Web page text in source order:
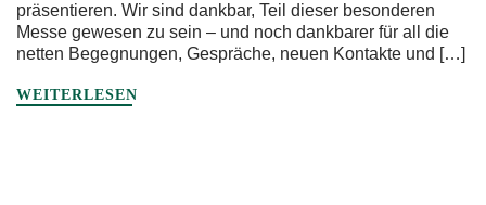
präsentieren. Wir sind dankbar, Teil dieser besonderen
Messe gewesen zu sein – und noch dankbarer für all die
netten Begegnungen, Gespräche, neuen Kontakte und […]
WEITERLESEN